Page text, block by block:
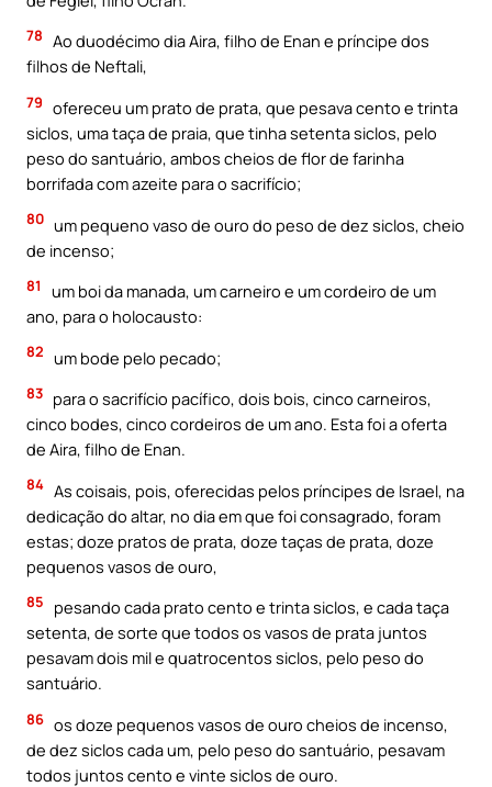
78 Ao duodécimo dia Aira, filho de Enan e príncipe dos
filhos de Neftali,
79 ofereceu um prato de prata, que pesava cento e trinta
siclos, uma taça de praia, que tinha setenta siclos, pelo
peso do santuário, ambos cheios de flor de farinha
borrifada com azeite para o sacrifício;
80 um pequeno vaso de ouro do peso de dez siclos, cheio
de incenso;
81
um boi da manada, um carneiro e um cordeiro de um
ano, para o holocausto:
82 um bode pelo pecado;
83 para o sacrifício pacífico, dois bois, cinco carneiros,
cinco bodes, cinco cordeiros de um ano. Esta foi a oferta
de Aira, filho de Enan.
84 As coisais, pois, oferecidas pelos príncipes de Israel, na
dedicação do altar, no dia em que foi consagrado, foram
estas; doze pratos de prata, doze taças de prata, doze
pequenos vasos de ouro,
85
pesando cada prato cento e trinta siclos, e cada taça
setenta, de sorte que todos os vasos de prata juntos
pesavam dois mil e quatrocentos siclos, pelo peso do
santuário.
86 os doze pequenos vasos de ouro cheios de incenso,
de dez siclos cada um, pelo peso do santuário, pesavam
todos juntos cento e vinte siclos de ouro.